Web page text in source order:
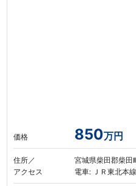
価格 850万円
住所／
アクセス
宮城県柴田郡柴田
電車: ＪＲ東北本